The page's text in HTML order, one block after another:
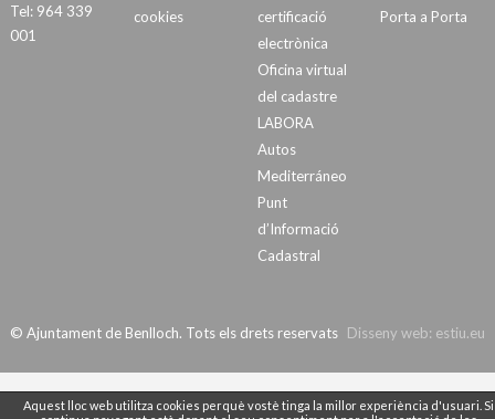
Tel: 964 339
001
cookies
certificació
electrònica
Oficina virtual
del cadastre
LABORA
Autos
Mediterráneo
Punt
d’Informació
Cadastral
Porta a Porta
Disseny web: estiu.eu
© Ajuntament de Benlloch. Tots els drets reservats
Aquest lloc web utilitza cookies perquè vostè tinga la millor experiència d'usuari. Si